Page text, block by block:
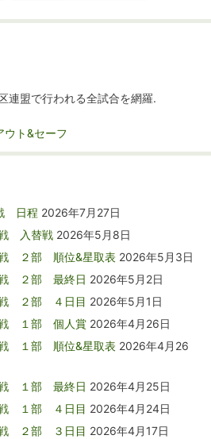
連盟で行われる全試合を網羅.
日程 2026年7月27日
入替戦 2026年5月8日
２部 順位&星取表 2026年5月3日
２部 最終日 2026年5月2日
２部 ４日目 2026年5月1日
戦 １部 個人賞 2026年4月26日
１部 順位&星取表 2026年4月26
１部 最終日 2026年4月25日
１部 ４日目 2026年4月24日
２部 ３日目 2026年4月17日